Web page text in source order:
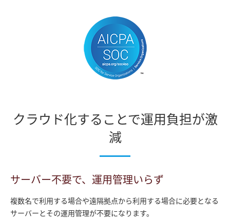
クラウド化することで運用負担が激
減
サーバー不要で、運用管理いらず
複数名で利用する場合や遠隔拠点から利用する場合に必要となる
サーバーとその運用管理が不要になります。